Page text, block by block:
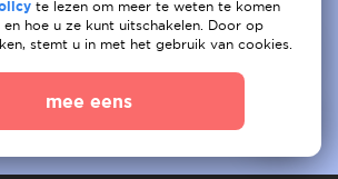
Boek
te lezen om meer te weten te komen
hoe u ze kunt uitschakelen. Door op
stemt u in met het gebruik van cookies.
mee eens